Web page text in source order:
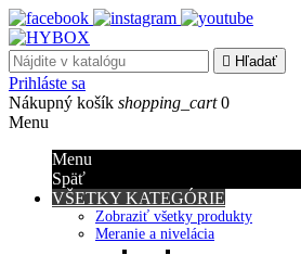
 Hľadať
Prihláste sa
Nákupný košík shopping_cart 0
Menu
Menu
Späť
VŠETKY KATEGÓRIE
Zobraziť všetky produkty
Meranie a nivelácia